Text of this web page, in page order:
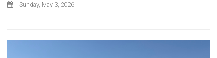
Sunday, May 3, 2026